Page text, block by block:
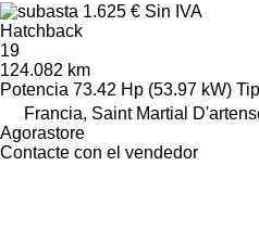
1.625 € Sin IVA
Hatchback
19
124.082 km
Potencia 73.42 Hp (53.97 kW)
Francia, Saint Martial
Agorastore
Contacte con el vendedor